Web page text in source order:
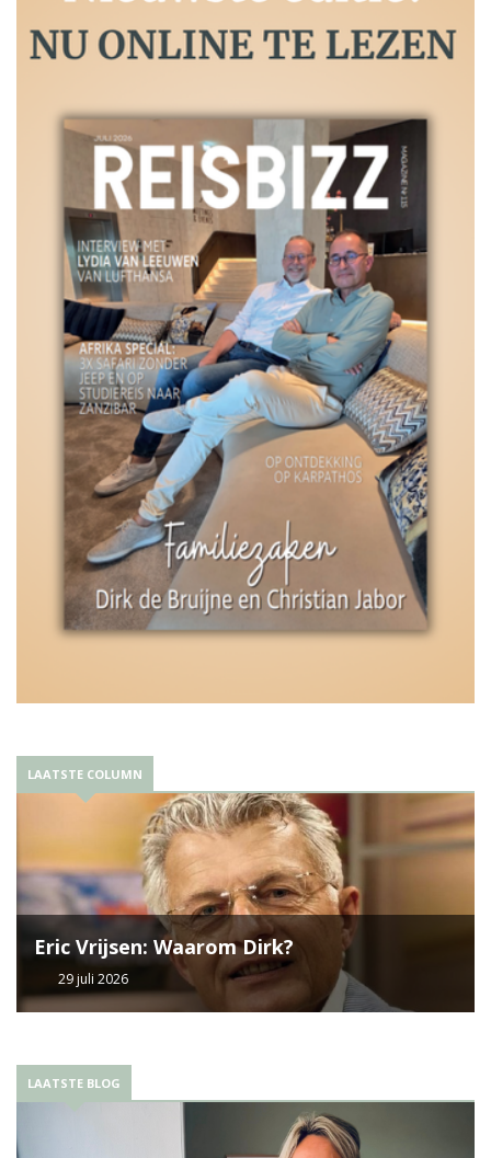
LAATSTE COLUMN
Eric Vrijsen: Waarom Dirk?
29 juli 2026
LAATSTE BLOG